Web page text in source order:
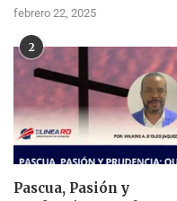
febrero 22, 2025
2
Pascua, Pasión y